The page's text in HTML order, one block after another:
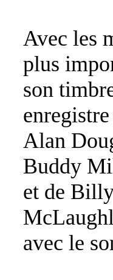
Avec les
plus
son
Alan
Buddy
et de
avec le